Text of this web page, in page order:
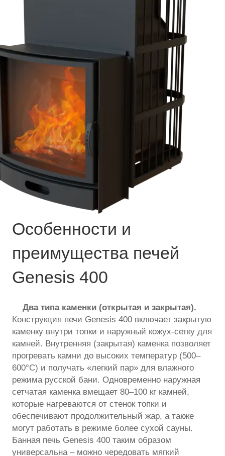
Особенности и
преимущества печей
Genesis 400
Два типа каменки (открытая и закрытая).
Конструкция печи Genesis 400 включает закрытую
каменку внутри топки и наружный кожух-сетку для
камней. Внутренняя (закрытая) каменка позволяет
прогревать камни до высоких температур (500–
600°C) и получать «легкий пар» для влажного
режима русской бани. Одновременно наружная
сетчатая каменка вмещает 80–100 кг камней,
которые нагреваются от стенок топки и
обеспечивают продолжительный жар, а также
могут работать в режиме более сухой сауны.
Банная печь Genesis 400 таким образом
универсальна – можно чередовать мягкий